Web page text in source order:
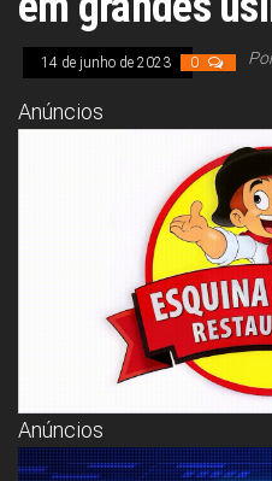
14 de junho de 2023 0
Anúncios
Anúncios